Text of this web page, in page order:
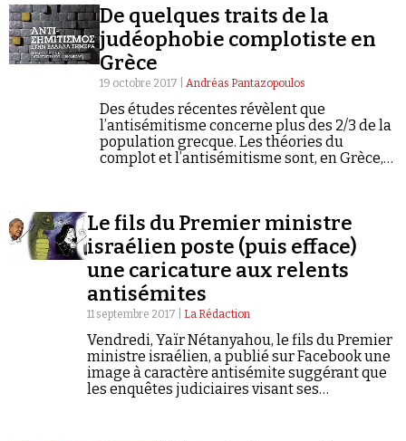
Émissions
Revues de presse
Newsletter
Faire un don
Demander à Vera
Date
Rechercher dans tous les contenus
Cibler votre recherche
Rechercher
De quelques traits de la
judéophobie complotiste en
Grèce
19 octobre 2017 | Andréas Pantazopoulos
Des études récentes révèlent que
l’antisémitisme concerne plus des 2/3 de la
population grecque. Les théories du
complot et l’antisémitisme sont, en Grèce,
Le fils du Premier ministre
israélien poste (puis efface)
une caricature aux relents
antisémites
11 septembre 2017 | La Rédaction
Vendredi, Yaïr Nétanyahou, le fils du Premier
ministre israélien, a publié sur Facebook une
image à caractère antisémite suggérant que
les enquêtes judiciaires visant ses